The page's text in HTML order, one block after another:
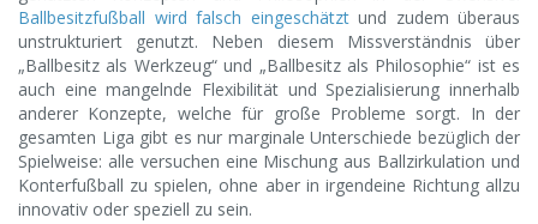
Ballbesitzfußball wird falsch eingeschätztund zudem überaus
unstrukturiert genutzt. Neben diesem Missverständnis über
„Ballbesitz als Werkzeug“ und „Ballbesitz als Philosophie“ ist es
auch eine mangelnde Flexibilität und Spezialisierung innerhalb
anderer Konzepte, welche für große Probleme sorgt. In der
gesamten Liga gibt es nur marginale Unterschiede bezüglich der
Spielweise: alle versuchen eine Mischung aus Ballzirkulation und
Konterfußball zu spielen, ohne aber in irgendeine Richtung allzu
innovativ oder speziell zu sein.